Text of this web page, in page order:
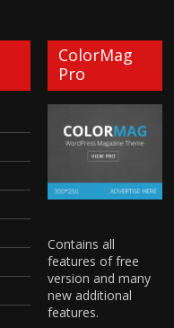
ColorMag
Pro
Contains all
features of free
version and many
new additional
features.